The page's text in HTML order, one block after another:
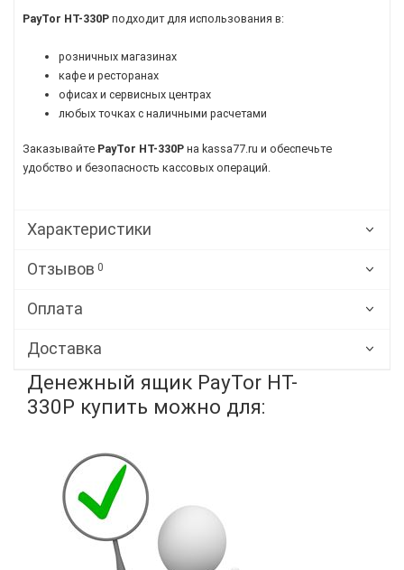
PayTor HT-330P подходит для использования в:
розничных магазинах
кафе и ресторанах
офисах и сервисных центрах
любых точках с наличными расчетами
Заказывайте PayTor HT-330P на kassa77.ru и обеспечьте
удобство и безопасность кассовых операций.
Характеристики
Отзывов 0
Оплата
Доставка
Денежный ящик PayTor HT-
330P купить можно для: